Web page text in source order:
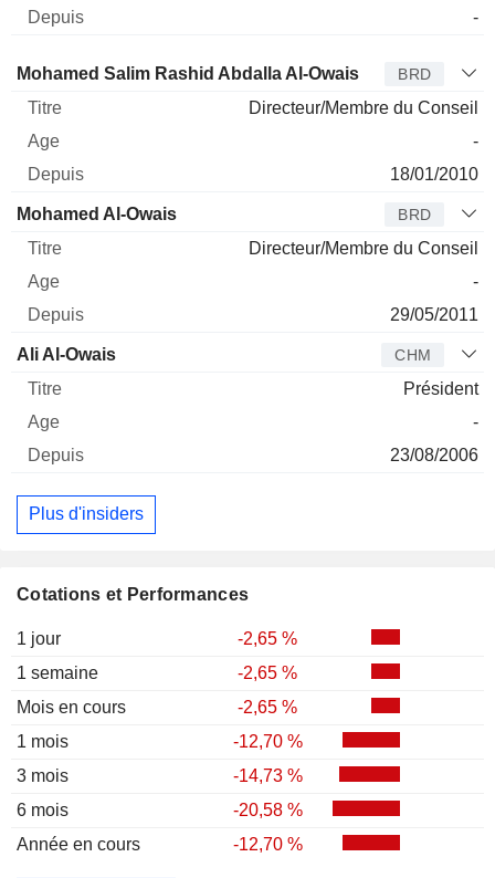
Cotations et Performances
1 jour
-2,65 %
1 semaine
-2,65 %
Mois en cours
-2,65 %
1 mois
-12,70 %
3 mois
-14,73 %
6 mois
-20,58 %
Année en cours
-12,70 %
-
Administrateur Titre Age Depuis
Mohamed Salim Rashid Abdalla Al-Owais BRD
Directeur/Membre du Conseil
-
18/01/2010
Mohamed Al-Owais BRD
Directeur/Membre du Conseil
-
29/05/2011
Ali Al-Owais CHM
Président
-
23/08/2006
Plus d'insiders